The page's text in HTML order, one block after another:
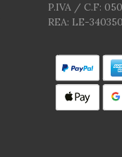
P.IVA / C.F:
REA: LE-340350